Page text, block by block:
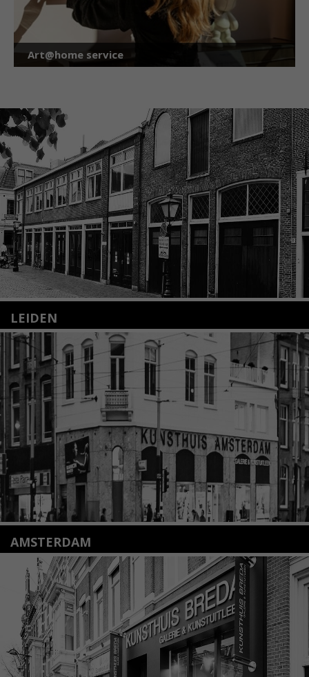
Art@home service
LEIDEN
Nieuwstraat 35
2312 KA Leiden
+31(0)71 – 52 84 480
info@kunsthuisleiden.nl
Lees meer
AMSTERDAM
Amstelveenseweg 135
1075 VX Amsterdam
+31 (0)20 2332546
info@kunsthuisamsterdam.nl
Lees meer